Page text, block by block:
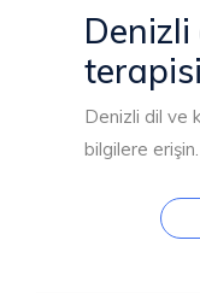
terapisi
Denizli dil ve
bilgilere erişin.